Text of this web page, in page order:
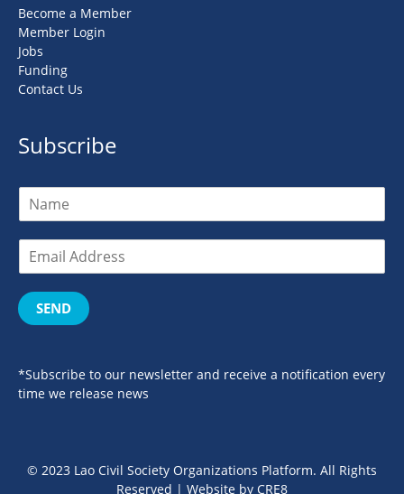
Become a Member
Member Login
Jobs
Funding
Contact Us
Subscribe
SEND
*Subscribe to our newsletter and receive a notification every
time we release news
© 2023 Lao Civil Society Organizations Platform. All Rights
Reserved | Website by CRE8